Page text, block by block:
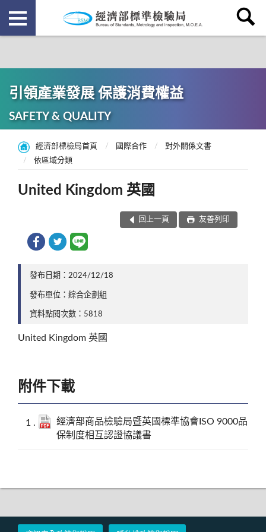
引領產業發展 保護消費權益
SAFETY & QUALITY
經濟部標檢局首頁 國際合作
對外關係文書
依區域分類
United Kingdom 英國
回上一頁 友善列印
發布日期：2024/12/18
發布單位：綜合企劃組
資料點閱次數：5818
United Kingdom 英國
附件下載
經濟部商品檢驗局暨英國標準協會ISO 9000品
保制度相互認證協議書